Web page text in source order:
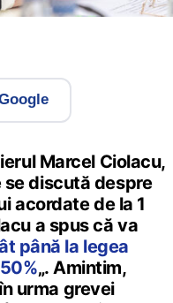
Marcel Ciolacu,
se discută despre
acordate de la 1
a spus că va
până la legea
„. Amintim,
urma grevei